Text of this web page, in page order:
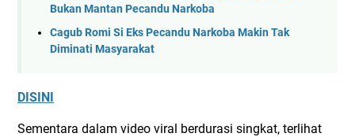
Bukan Mantan Pecandu Narkoba
Cagub Romi Si Eks Pecandu Narkoba Makin Tak
Diminati Masyarakat
DISINI
Sementara dalam video viral berdurasi singkat, terlihat